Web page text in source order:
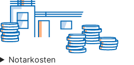
Notarkosten